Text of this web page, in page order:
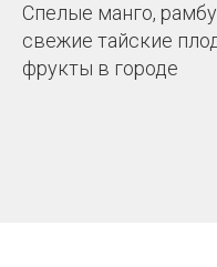
Спелые манго,
свежие тайские
фрукты в городе